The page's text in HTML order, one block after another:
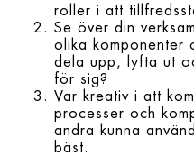
roller i att
Se över din
olika komponenter
dela upp, lyfta ut
för sig?
Var kreativ i att
processer och
andra kunna
bäst.